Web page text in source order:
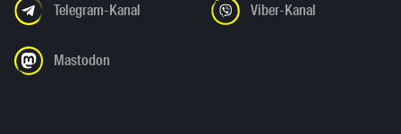
Telegram-Kanal Viber-Kanal
Mastodon